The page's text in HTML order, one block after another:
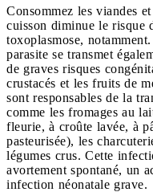
Consommez les viandes
cuisson diminue le risque
toxoplasmose,
parasite se transmet
de graves risques
crustacés et les fruits de
sont responsables de la
comme les fromages au
fleurie, à croûte lavée, à
pasteurisée), les
légumes crus. Cette
avortement spontané, un
infection néonatale grave.